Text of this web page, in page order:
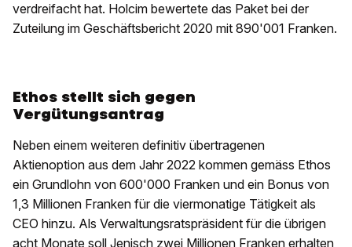
verdreifacht hat. Holcim bewertete das Paket bei der
Zuteilung im Geschäftsbericht 2020 mit 890'001 Franken.
Ethos stellt sich gegen
Vergütungsantrag
Neben einem weiteren definitiv übertragenen
Aktienoption aus dem Jahr 2022 kommen gemäss Ethos
ein Grundlohn von 600'000 Franken und ein Bonus von
1,3 Millionen Franken für die viermonatige Tätigkeit als
CEO hinzu. Als Verwaltungsratspräsident für die übrigen
acht Monate soll Jenisch zwei Millionen Franken erhalten